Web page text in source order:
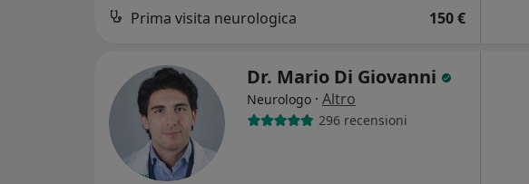
Prima visita neurologica 150 €
Dr. Mario Di Giovanni
Neurologo · Altro
296 recensioni